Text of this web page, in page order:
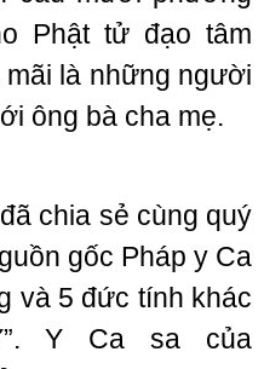
Phật tử đạo tâm
là những người
ông bà cha mẹ.
chia sẻ cùng quý
gốc Pháp y Ca
và 5 đức tính khác
Y Ca sa của